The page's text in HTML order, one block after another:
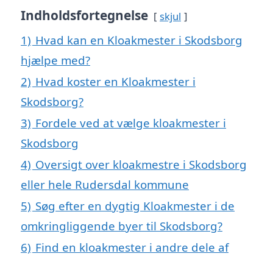
Indholdsfortegnelse skjul
1) Hvad kan en Kloakmester i Skodsborg
hjælpe med?
2) Hvad koster en Kloakmester i
Skodsborg?
3) Fordele ved at vælge kloakmester i
Skodsborg
4) Oversigt over kloakmestre i Skodsborg
eller hele Rudersdal kommune
5) Søg efter en dygtig Kloakmester i de
omkringliggende byer til Skodsborg?
6) Find en kloakmester i andre dele af